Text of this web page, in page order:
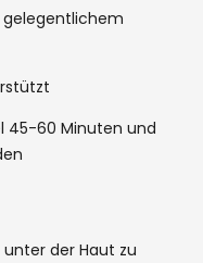
45-60 Minuten und
der Haut zu